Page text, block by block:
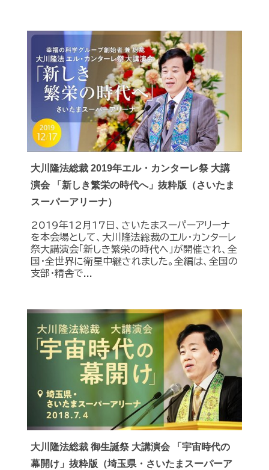
大川隆法総裁 2019年エル・カンターレ祭 大講
演会 「新しき繁栄の時代へ」抜粋版（さいたま
スーパーアリーナ）
2019年12月17日、さいたまスーパーアリーナ
を本会場として、大川隆法総裁のエル・カンターレ
祭大講演会「新しき繁栄の時代へ」が開催され、全
国・全世界に衛星中継されました。全編は、全国の
支部・精舎で...
大川隆法総裁 御生誕祭 大講演会 「宇宙時代の
幕開け」抜粋版（埼玉県・さいたまスーパーア